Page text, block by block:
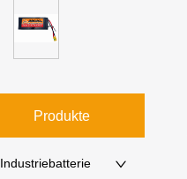
Produkte
Industriebatterie